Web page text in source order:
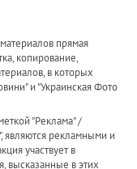
прямая
копирование,
в которых
и "Украинская Фото
"Реклама" /
являются рекламными и
участвует в
высказанные в этих